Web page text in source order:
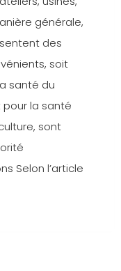
générale,
des
soit
santé du
la santé
sont
Selon l’article